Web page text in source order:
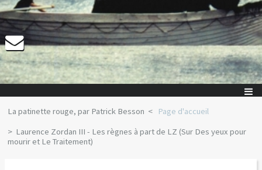
La patinette rouge, par Patrick Besson
Page d'accueil
Laurence Zordan III - Les règnes à part de LZ (Sur Des yeux pour
mourir et Le Traitement)